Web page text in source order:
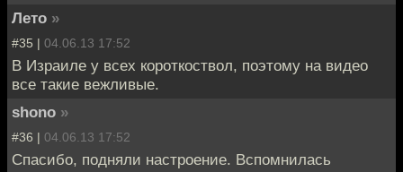
Лето »
#35 | 04.06.13 17:52
В Израиле у всех короткоствол, поэтому на видео
все такие вежливые.
shono »
#36 | 04.06.13 17:52
Спасибо, подняли настроение. Вспомнилась